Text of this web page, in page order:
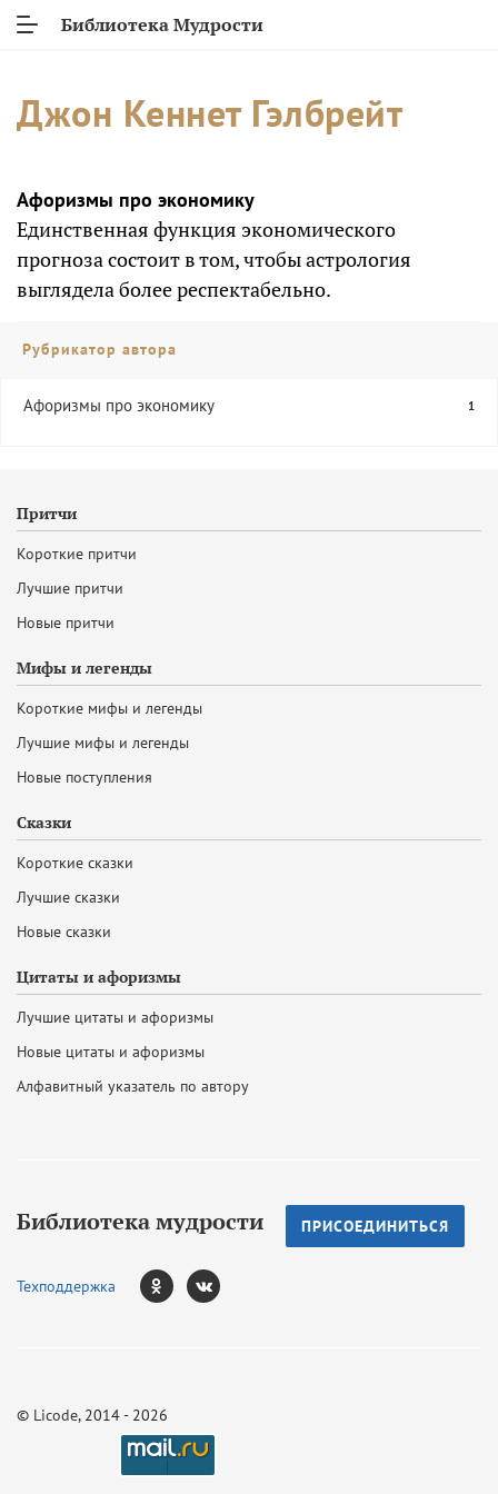
Библиотека Мудрости
Джон Кеннет Гэлбрейт
Афоризмы про экономику
Единственная функция экономического
прогноза состоит в том, чтобы астрология
выглядела более респектабельно.
Рубрикатор автора
Афоризмы про экономику 1
Притчи
Короткие притчи
Лучшие притчи
Новые притчи
Мифы и легенды
Короткие мифы и легенды
Лучшие мифы и легенды
Новые поступления
Сказки
Короткие сказки
Лучшие сказки
Новые сказки
Цитаты и афоризмы
Лучшие цитаты и афоризмы
Новые цитаты и афоризмы
Алфавитный указатель по автору
Библиотека мудрости ПРИСОЕДИНИТЬСЯ
Техподдержка
© Licode, 2014 - 2026